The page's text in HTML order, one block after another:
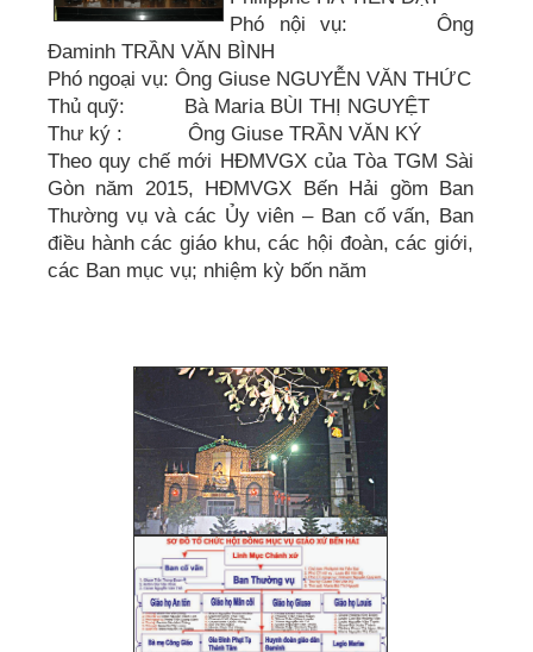
Phó nội vụ: Ông
Đaminh TRẦN VĂN BÌNH
Phó ngoại vụ: Ông Giuse NGUYỄN VĂN THỨC
Thủ quỹ: Bà Maria BÙI THỊ NGUYỆT
Thư ký : Ông Giuse TRẦN VĂN KÝ
Theo quy chế mới HĐMVGX của Tòa TGM Sài
Gòn năm 2015, HĐMVGX Bến Hải gồm Ban
Thường vụ và các Ủy viên – Ban cố vấn, Ban
điều hành các giáo khu, các hội đoàn, các giới,
các Ban mục vụ; nhiệm kỳ bốn năm